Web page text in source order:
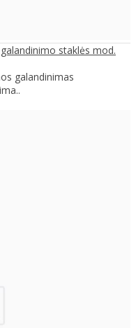
staklės mod.
galandinimas